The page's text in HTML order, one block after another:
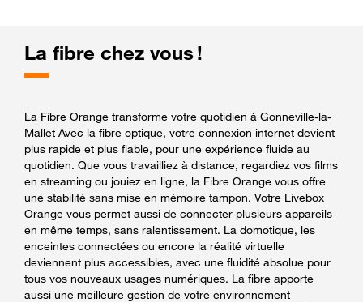
La fibre chez vous !
La Fibre Orange transforme votre quotidien à Gonneville-la-
Mallet Avec la fibre optique, votre connexion internet devient
plus rapide et plus fiable, pour une expérience fluide au
quotidien. Que vous travailliez à distance, regardiez vos films
en streaming ou jouiez en ligne, la Fibre Orange vous offre
une stabilité sans mise en mémoire tampon. Votre Livebox
Orange vous permet aussi de connecter plusieurs appareils
en même temps, sans ralentissement. La domotique, les
enceintes connectées ou encore la réalité virtuelle
deviennent plus accessibles, avec une fluidité absolue pour
tous vos nouveaux usages numériques. La fibre apporte
aussi une meilleure gestion de votre environnement